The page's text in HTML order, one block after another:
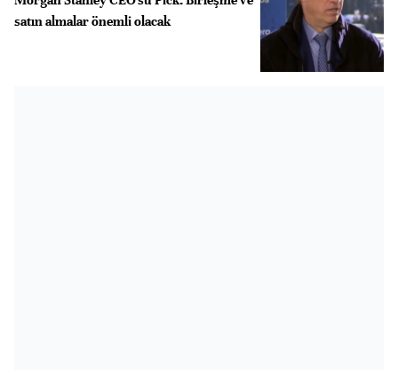
satın almalar önemli olacak